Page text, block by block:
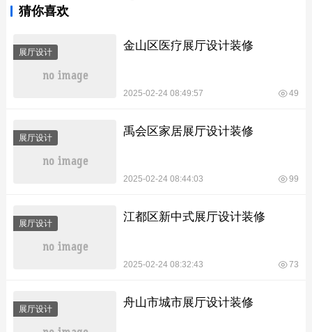
猜你喜欢
展厅设计 金山区医疗展厅设计装修
2025-02-24 08:49:57 49
展厅设计 禹会区家居展厅设计装修
2025-02-24 08:44:03 99
展厅设计 江都区新中式展厅设计装修
2025-02-24 08:32:43 73
展厅设计 舟山市城市展厅设计装修